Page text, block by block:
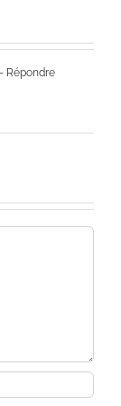
- Répondre